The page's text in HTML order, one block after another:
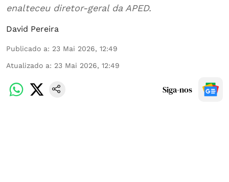
enalteceu diretor-geral da APED.
David Pereira
Publicado a: 23 Mai 2026, 12:49
Atualizado a: 23 Mai 2026, 12:49
Siga-nos